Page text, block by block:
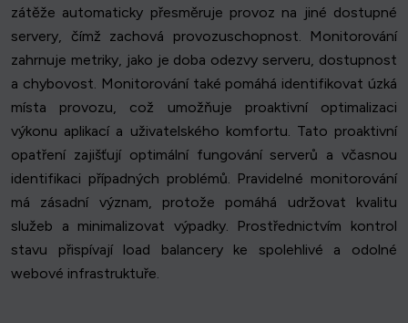
zátěže automaticky přesměruje provoz na jiné dostupné
servery, čímž zachová provozuschopnost. Monitorování
zahrnuje metriky, jako je doba odezvy serveru, dostupnost
a chybovost. Monitorování také pomáhá identifikovat úzká
místa provozu, což umožňuje proaktivní optimalizaci
výkonu aplikací a uživatelského komfortu. Tato proaktivní
opatření zajišťují optimální fungování serverů a včasnou
identifikaci případných problémů. Pravidelné monitorování
má zásadní význam, protože pomáhá udržovat kvalitu
služeb a minimalizovat výpadky. Prostřednictvím kontrol
stavu přispívají load balancery ke spolehlivé a odolné
webové infrastruktuře.